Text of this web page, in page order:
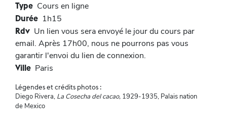
Type Cours en ligne
Durée 1h15
Rdv Un lien vous sera envoyé le jour du cours par
email. Après 17h00, nous ne pourrons pas vous
garantir l'envoi du lien de connexion.
Ville Paris
Légendes et crédits photos :
Diego Rivera, La Cosecha del cacao, 1929-1935, Palais nation
de Mexico